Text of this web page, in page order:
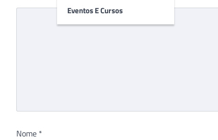
Eventos E Cursos
Nome *